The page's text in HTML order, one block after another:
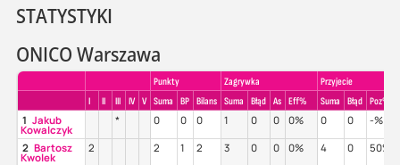
STATYSTYKI
ONICO Warszawa
Punkty Zagrywka
Przyjecie
I
II III IV V Suma BP Bilans Suma Błąd As Eff% Suma Błąd Poz%
1 Jakub
Kowalczyk
* 0 0 0 1 0 0 0% 0 0 -%
2 Bartosz
Kwolek
2 2 1 2 3 0 0 0% 4 0 50%